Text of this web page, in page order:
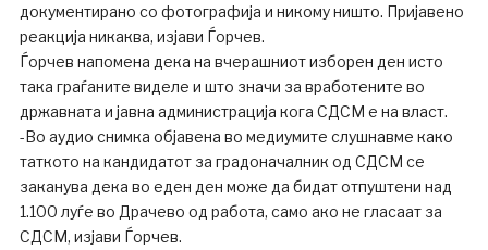
документирано со фотографија и никому ништо. Пријавено
реакција никаква, изјави Ѓорчев.
Ѓорчев напомена дека на вчерашниот изборен ден исто
така граѓаните виделе и што значи за вработените во
државната и јавна администрација кога СДСМ е на власт.
-Во аудио снимка објавена во медиумите слушнавме како
таткото на кандидатот за градоначалник од СДСМ се
заканува дека во еден ден може да бидат отпуштени над
1.100 луѓе во Драчево од работа, само ако не гласаат за
СДСМ, изјави Ѓорчев.